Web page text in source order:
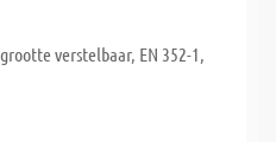
verstelbaar, EN 352-1,